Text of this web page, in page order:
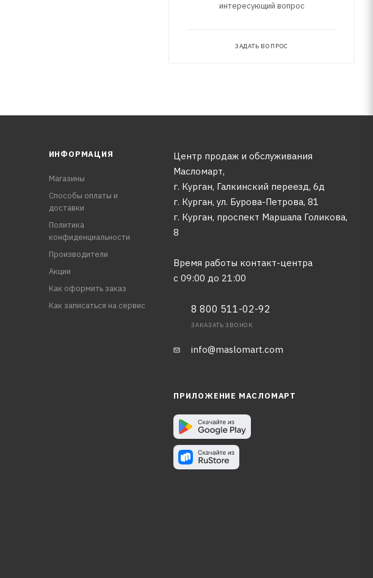
интересующий вопрос
ЗАДАТЬ ВОПРОС
ИНФОРМАЦИЯ
Магазины
Способы оплаты и
доставки
Политика
конфиденциальности
Производители
Акции
Как оформить заказ
Как записаться на сервис
Центр продаж и обслуживания
Масломарт,
г. Курган, Галкинский переезд, 6д
г. Курган, ул. Бурова-Петрова, 81
г. Курган, проспект Маршала Голикова,
8
Время работы контакт-центра
с 09:00 до 21:00
8 800 511-02-92
ЗАКАЗАТЬ ЗВОНОК
info@maslomart.com
ПРИЛОЖЕНИЕ МАСЛОМАРТ